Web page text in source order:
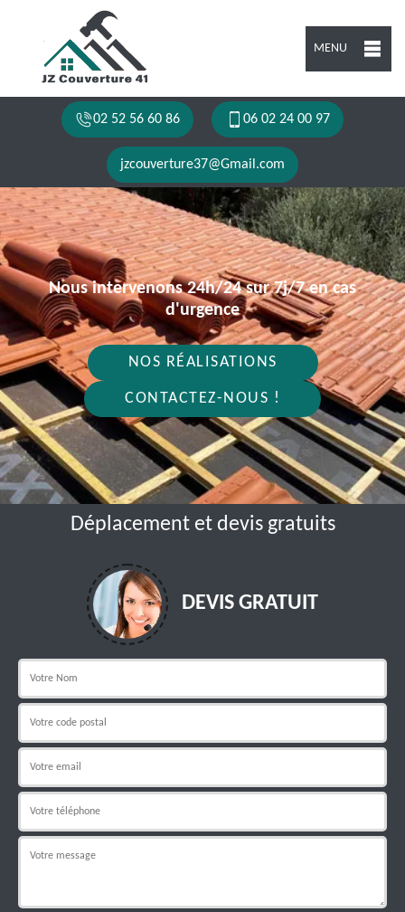
MENU
02 52 56 60 86 06 02 24 00 97
jzcouverture37@Gmail.com
Nous intervenons 24h/24 sur 7j/7 en cas
d'urgence
NOS RÉALISATIONS
CONTACTEZ-NOUS !
Déplacement et devis gratuits
DEVIS GRATUIT